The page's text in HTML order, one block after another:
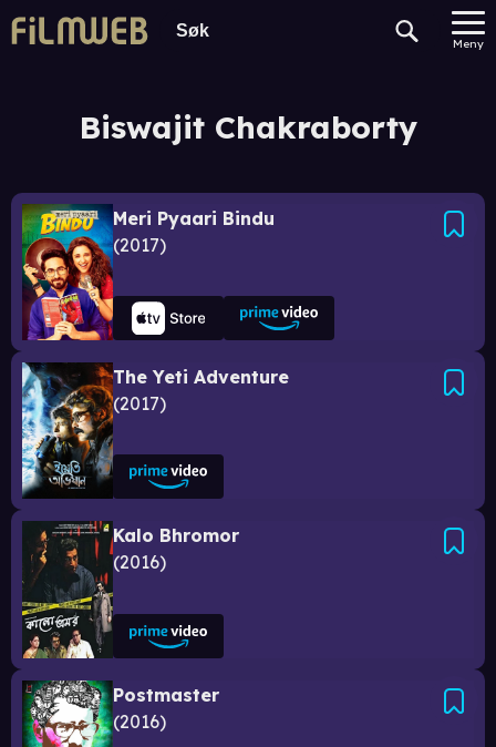
Meny
Biswajit Chakraborty
Meri Pyaari Bindu
2017
The Yeti Adventure
2017
Kalo Bhromor
2016
Postmaster
2016